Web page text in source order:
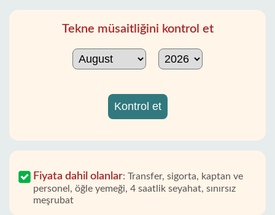
Tekne müsaitliğini kontrol et
Kontrol et
Fiyata dahil olanlar: Transfer, sigorta, kaptan ve
personel, öğle yemeği, 4 saatlik seyahat, sınırsız
meşrubat